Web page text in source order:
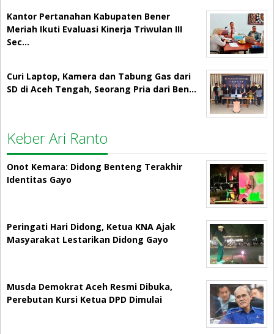
Kantor Pertanahan Kabupaten Bener
Meriah Ikuti Evaluasi Kinerja Triwulan III
Sec…
Curi Laptop, Kamera dan Tabung Gas dari
SD di Aceh Tengah, Seorang Pria dari Ben…
Keber Ari Ranto
Onot Kemara: Didong Benteng Terakhir
Identitas Gayo
Peringati Hari Didong, Ketua KNA Ajak
Masyarakat Lestarikan Didong Gayo
Musda Demokrat Aceh Resmi Dibuka,
Perebutan Kursi Ketua DPD Dimulai